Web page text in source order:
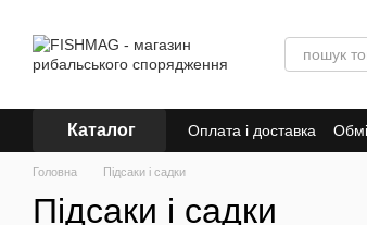
Каталог Оплата і доставка
Знижки
Головна Підсаки і садки
Підсаки і садки